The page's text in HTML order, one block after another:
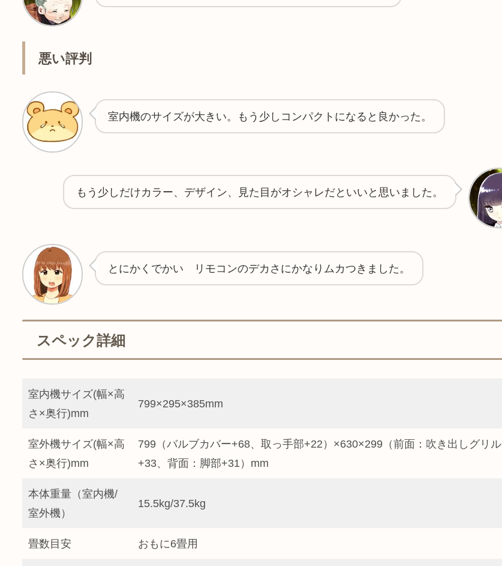
悪い評判
室内機のサイズが大きい。もう少しコンパクトになると良かった。
もう少しだけカラー、デザイン、見た目がオシャレだといいと思いました。
とにかくでかい リモコンのデカさにかなりムカつきました。
スペック詳細
室内機サイズ(幅×高
さ×奥行)mm
799×295×385mm
室外機サイズ(幅×高
さ×奥行)mm
799（バルブカバー+68、取っ手部+22）×630×299（前面：吹き出しグリル
+33、背面：脚部+31）mm
本体重量（室内機/
室外機）
15.5kg/37.5kg
畳数目安 おもに6畳用